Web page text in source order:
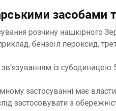
засобами
розчину нашкірного
бензоїл пероксид,
із субодиницею
застосуванні має
застосовувати з